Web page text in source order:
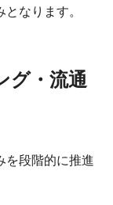
なります。
グ・流通
を段階的に推進